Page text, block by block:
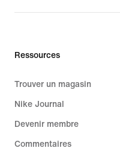
Ressources
Trouver un magasin
Nike Journal
Devenir membre
Commentaires